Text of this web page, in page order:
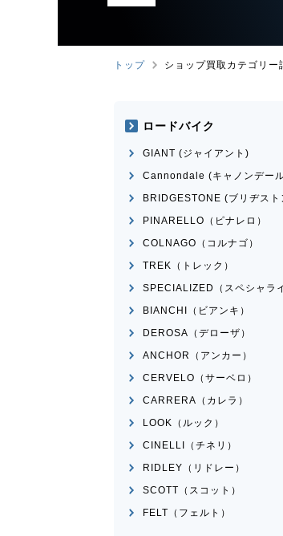
トップ ショップ買取カテゴリー
クロスバイク
GIANTESCAPE RX
年頃
買取価格
¥
ロードバイク
GIANT (ジャイアント)
Cannondale (キャノンデー
BRIDGESTONE (ブリヂスト
PINARELLO（ピナレロ）
COLNAGO（コルナゴ）
TREK（トレック）
SPECIALIZED（スペシャラ
BIANCHI（ビアンキ）
DEROSA（デローザ）
ANCHOR（アンカー）
CERVELO（サーベロ）
CARRERA（カレラ）
LOOK（ルック）
CINELLI（チネリ）
RIDLEY（リドレー）
SCOTT（スコット）
FELT（フェルト）